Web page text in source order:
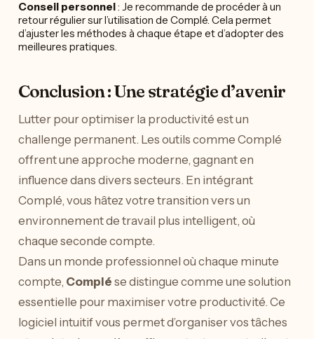
Conseil personnel: Je recommande de procéder à un
retour régulier sur l’utilisation de Complé. Cela permet
d’ajuster les méthodes à chaque étape et d’adopter des
meilleures pratiques.
Conclusion : Une stratégie d’avenir
Lutter pour optimiser la productivité est un
challenge permanent. Les outils comme Complé
offrent une approche moderne, gagnant en
influence dans divers secteurs. En intégrant
Complé, vous hâtez votre transition vers un
environnement de travail plus intelligent, où
chaque seconde compte.
Dans un monde professionnel où chaque minute
compte, Complé se distingue comme une solution
essentielle pour maximiser votre productivité. Ce
logiciel intuitif vous permet d’organiser vos tâches